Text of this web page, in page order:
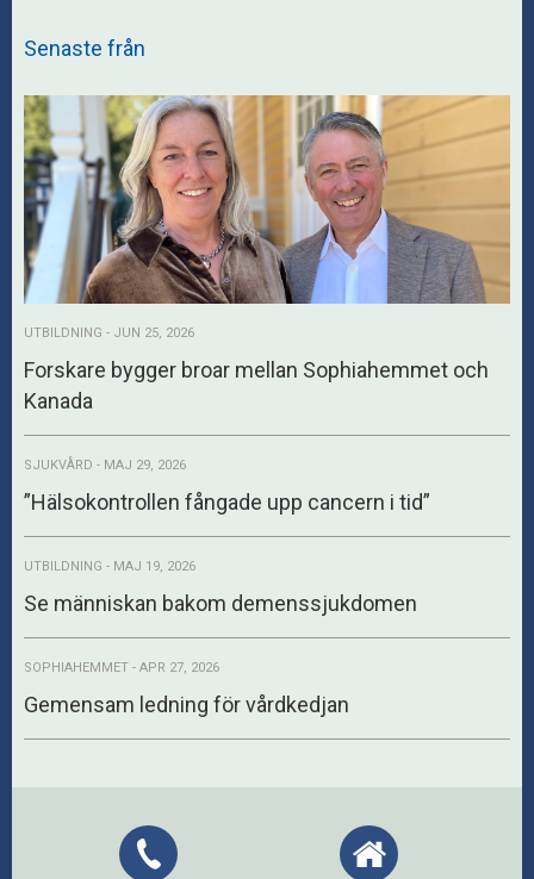
Senaste från
UTBILDNING - JUN 25, 2026
Forskare bygger broar mellan Sophiahemmet och
Kanada
SJUKVÅRD - MAJ 29, 2026
”Hälsokontrollen fångade upp cancern i tid”
UTBILDNING - MAJ 19, 2026
Se människan bakom demenssjukdomen
SOPHIAHEMMET - APR 27, 2026
Gemensam ledning för vårdkedjan